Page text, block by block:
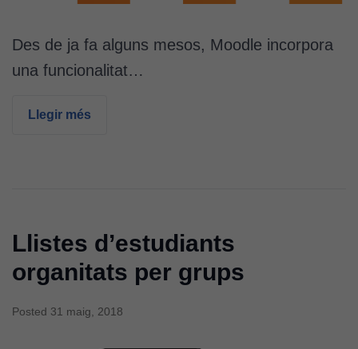
Des de ja fa alguns mesos, Moodle incorpora
una funcionalitat…
Llegir més
Llistes d’estudiants
organitats per grups
Posted 31 maig, 2018